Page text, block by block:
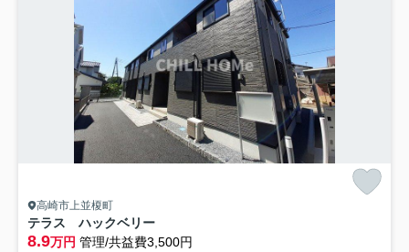
高崎市上並榎町
テラス ハックベリー
8.9万円 管理/共益費3,500円